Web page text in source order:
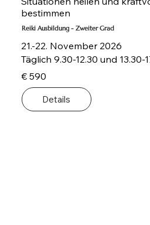
Details
bestimmen
Reiki Ausbildung - Zweiter Grad
21.-22. November 2026
€ 590
Täglich 9.30-12.30 und 13.30-